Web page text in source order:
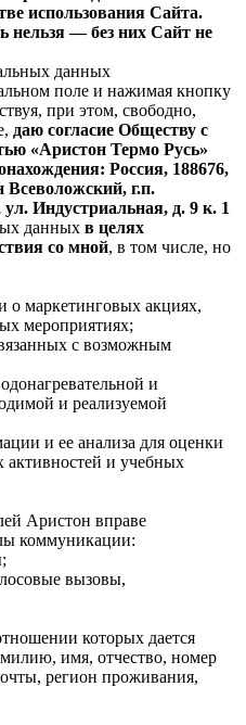
использования Сайта.
нельзя — без них Сайт не
данных
поле и нажимая кнопку
при этом, свободно,
даю согласие Обществу с
«Аристон Термо Русь»
Россия, 188676,
Всеволожский, г.п.
Индустриальная, д. 9 к. 1
данных в целях
со мной, в том числе, но
о маркетинговых акциях,
мероприятиях;
с возможным
и
и реализуемой
и ее анализа для оценки
активностей и учебных
Аристон вправе
коммуникации:
вызовы,
которых дается
имя, отчество, номер
регион проживания,